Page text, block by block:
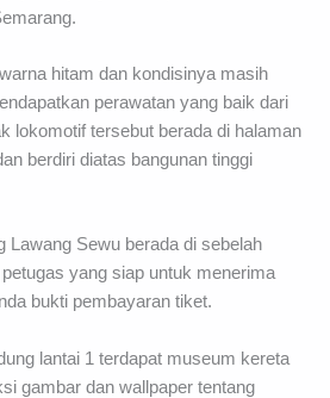
hitam dan kondisinya masih
perawatan yang baik dari
lokomotif tersebut berada di halaman
berdiri diatas bangunan tinggi
Lawang Sewu berada di sebelah
yang siap untuk menerima
bukti pembayaran tiket.
lantai 1 terdapat museum kereta
gambar dan wallpaper tentang